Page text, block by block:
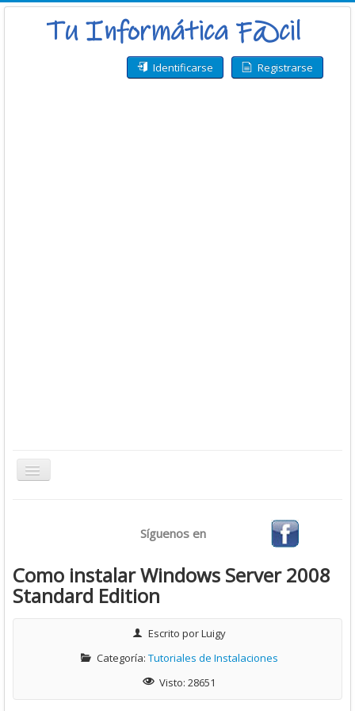
Identificarse Registrarse
Toggle
Desarrollo
Ofimática
Virtualización
Síguenos en
Como instalar Windows Server 2008
Standard Edition
Escrito porLuigy
Categoría: Tutoriales de Instalaciones
Visto: 28651